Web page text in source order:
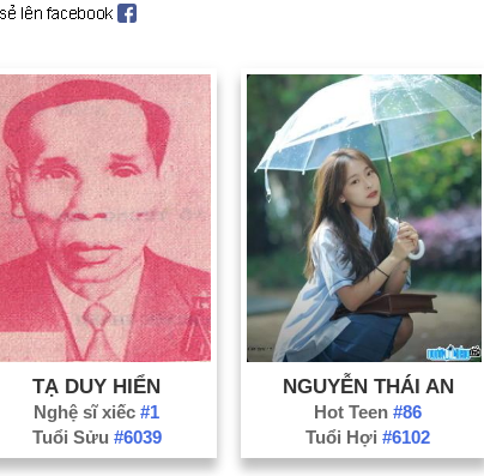
TẠ DUY HIỂN
Nghệ sĩ xiếc#1
Tuổi Sửu #6039
NGUYỄN THÁI AN
Hot Teen#86
Tuổi Hợi#6102